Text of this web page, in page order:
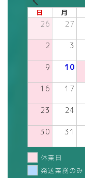
日 月
26 27
2 3
9 10
16 17
23 24
30 31
休業日
発送業務のみ